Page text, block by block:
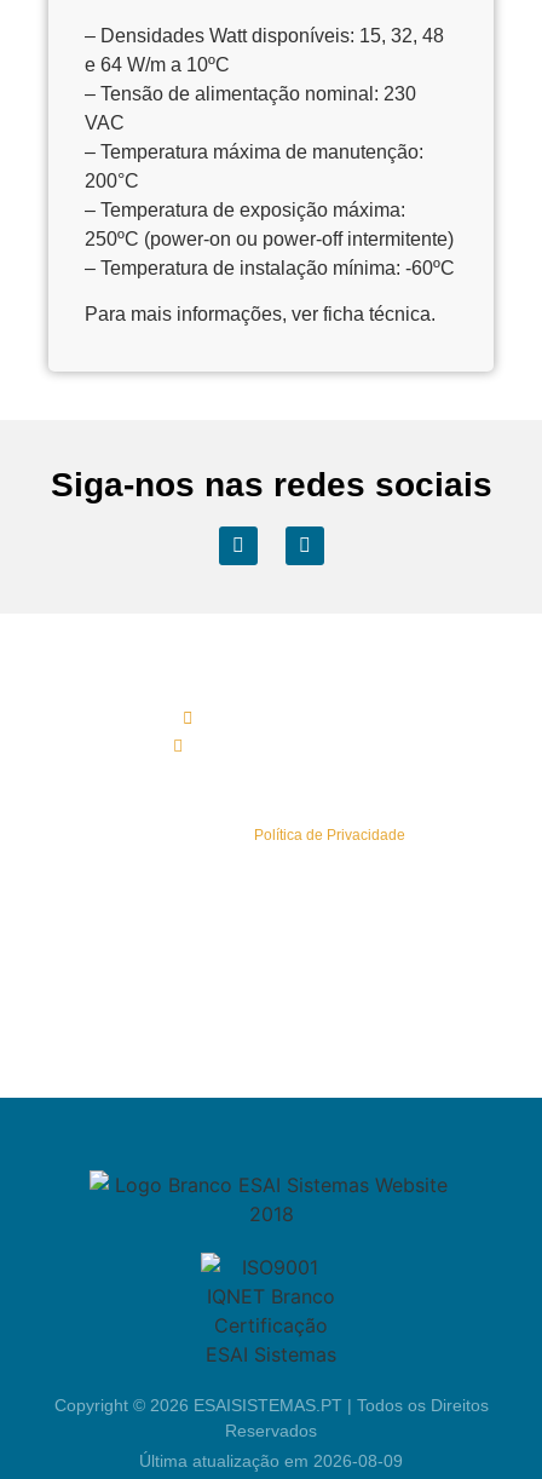
– Densidades Watt disponíveis: 15, 32, 48
e 64 W/m a 10ºC
– Tensão de alimentação nominal: 230
VAC
– Temperatura máxima de manutenção:
200°C
– Temperatura de exposição máxima:
250ºC (power-on ou power-off intermitente)
– Temperatura de instalação mínima: -60ºC
Para mais informações, ver ficha técnica.
Siga-nos nas redes sociais
Política de Privacidade
Copyright © 2026 ESAISISTEMAS.PT | Todos os Direitos
Reservados
Última atualização em 2026-08-09